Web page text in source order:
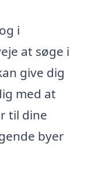
i
at søge i
give dig
med at
til dine
byer